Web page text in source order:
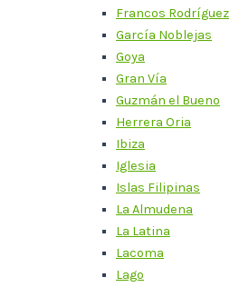
Francos Rodríguez
García Noblejas
Goya
Gran Vía
Guzmán el Bueno
Herrera Oria
Ibiza
Iglesia
Islas Filipinas
La Almudena
La Latina
Lacoma
Lago